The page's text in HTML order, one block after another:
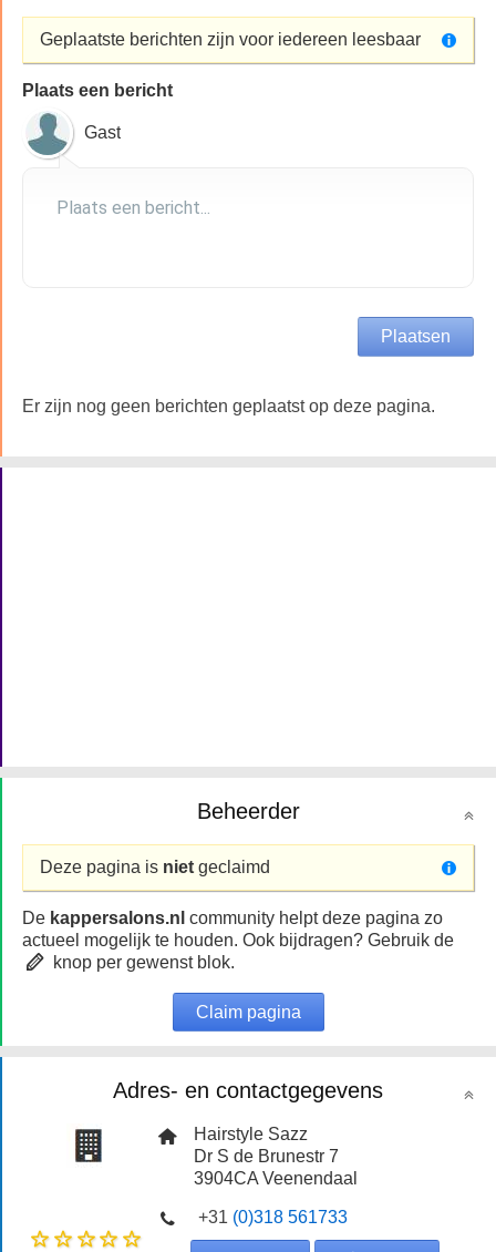
Geplaatste berichten zijn voor iedereen leesbaar
Plaats een bericht
Gast
Er zijn nog geen berichten geplaatst op deze pagina.
Beheerder
Deze pagina is niet geclaimd
De kappersalons.nl community helpt deze pagina zo
actueel mogelijk te houden. Ook bijdragen? Gebruik de
knop per gewenst blok.
Claim pagina
Adres- en contactgegevens
Hairstyle Sazz
Dr S de Brunestr 7
3904CAVeenendaal
+31 (0)318 561733